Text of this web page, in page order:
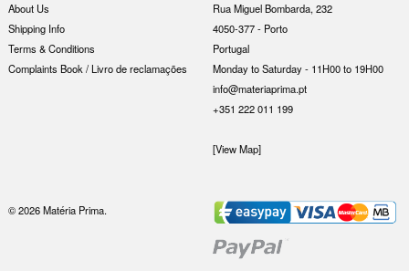
About Us
Shipping Info
Terms & Conditions
Complaints Book / Livro de reclamações
Rua Miguel Bombarda, 232
4050-377 - Porto
Portugal
Monday to Saturday - 11H00 to 19H00
info@materiaprima.pt
+351 222 011 199
[View Map]
© 2026 Matéria Prima.